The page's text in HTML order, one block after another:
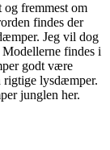
fremmest om
findes der
Jeg vil dog
findes i
godt være
lysdæmper.
junglen her.